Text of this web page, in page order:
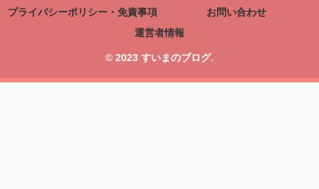
プライバシーポリシー・免責事項
お問い合わせ
運営者情報
© 2023 すいまのブログ.